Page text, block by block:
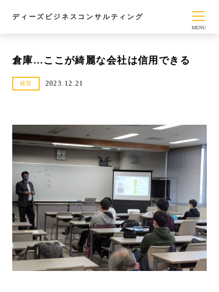
ディーズビジネスコンサルティング
倉庫…ここが綺麗な会社は信用できる
経営 2023.12.21